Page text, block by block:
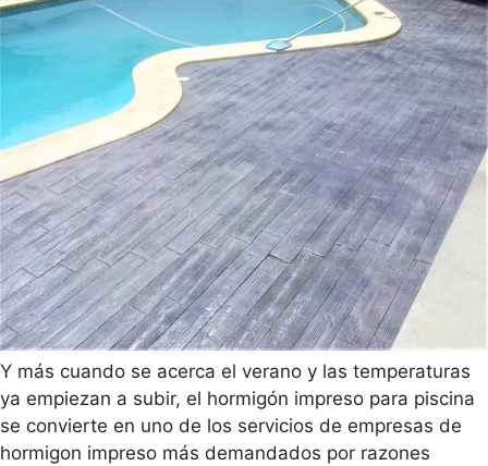
Y más cuando se acerca el verano y las temperaturas
ya empiezan a subir, el hormigón impreso para piscina
se convierte en uno de los servicios de empresas de
hormigon impreso más demandados por razones